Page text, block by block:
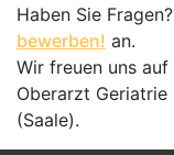
Haben Sie
bewerben! an.
Wir freuen uns
Oberarzt
(Saale).